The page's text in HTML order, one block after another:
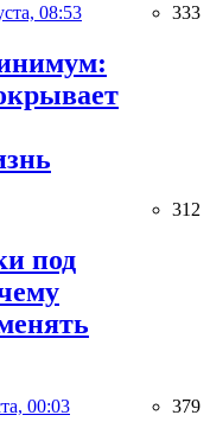
08:53 333
312
под
00:03 379